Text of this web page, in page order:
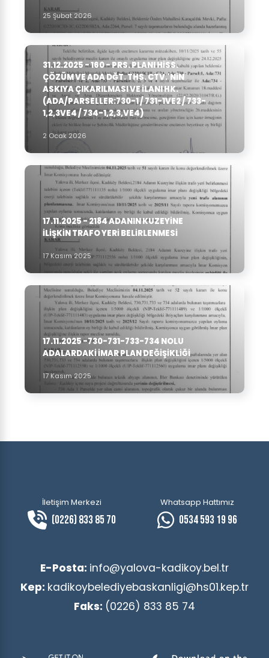
25 Şubat 2026
31.12.2025 - 160 - PRS. PLANI HISS.
ÇÖZÜM VE ADA DĞT. THS. CTV.'NIN
ASKIYA ÇIKARILMASI VE ILANI HK.
(ADA/PARSELLER:730-1 / 731-1VE2 / 733-
1,2,3VE4 / 734-1,2,3,VE4)
2 Ocak 2026
17.11.2025 - 2184 ADANIN KUZEYINE
ILIŞKIN TRAFO YERI BELIRLENMESI
17 Kasım 2025
17.11.2025 -730-731-733-734 NOLU
ADALARDAKI IMAR PLAN DEĞIŞIKLIĞI
17 Kasım 2025
İletişim Merkezi
(0226) 833 85 70
Whatsapp Hattımız
0534 593 19 96
E-Posta: info@yalova-kadikoy.bel.tr
Kep: kadikoybelediyebaskanligi@hs01.kep.tr
Faks: (0226) 833 85 74